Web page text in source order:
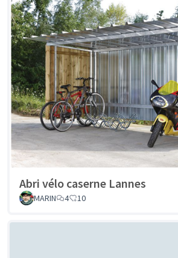
Abri vélo caserne Lannes
MARIN 4 10